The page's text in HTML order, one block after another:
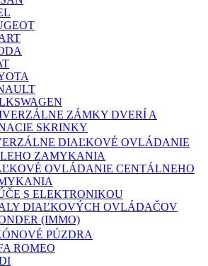
ZÁMKY DVERÍ A
SKRINKY
DIAĽKOVÉ OVLÁDANIE
ZAMYKANIA
OVLÁDANIE CENTÁLNEHO
S ELEKTRONIKOU
DIAĽKOVÝCH OVLÁDAČOV
(IMMO)
PÚZDRA
ROMEO